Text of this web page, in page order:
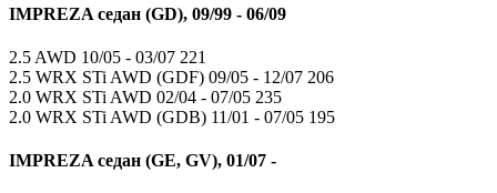
IMPREZA седан (GD), 09/99 - 06/09
2.5 AWD 10/05 - 03/07 221
2.5 WRX STi AWD (GDF) 09/05 - 12/07 206
2.0 WRX STi AWD 02/04 - 07/05 235
2.0 WRX STi AWD (GDB) 11/01 - 07/05 195
IMPREZA седан (GE, GV), 01/07 -